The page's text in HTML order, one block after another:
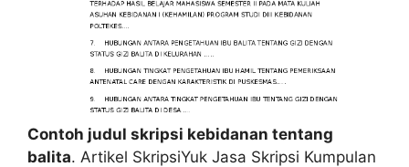
Contoh judul skripsi kebidanan tentang
balita. Artikel SkripsiYuk Jasa Skripsi Kumpulan